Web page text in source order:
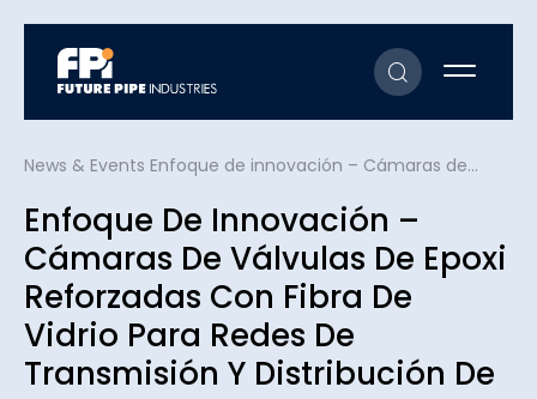
News & Events Enfoque de innovación – Cámaras de válvulas de epoxi reforzadas con fibra de vidrio para redes de transmisión y distribución de agua
Enfoque De Innovación –
Cámaras De Válvulas De Epoxi
Reforzadas Con Fibra De
Vidrio Para Redes De
Transmisión Y Distribución De